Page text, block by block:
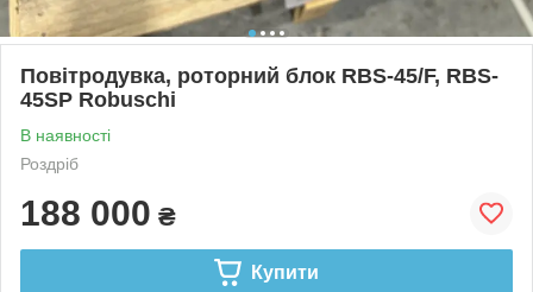
Повітродувка, роторний блок RBS-45/F, RBS-
45SP Robuschi
В наявності
Роздріб
188 000 ₴
Купити